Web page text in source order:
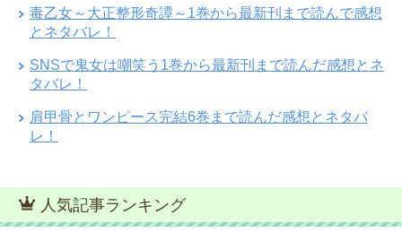
毒乙女～大正整形奇譚～1巻から最新刊まで読んで感想
とネタバレ！
SNSで鬼女は嘲笑う1巻から最新刊まで読んだ感想とネ
タバレ！
肩甲骨とワンピース完結6巻まで読んだ感想とネタバ
レ！
人気記事ランキング